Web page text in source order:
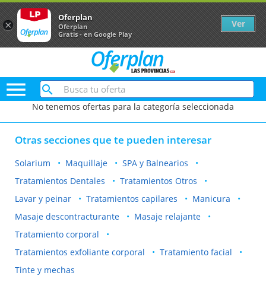

No tenemos ofertas para la categoría seleccionada
Otras secciones que te pueden interesar
Solarium Maquillaje
SPA y Balnearios
Tratamientos Dentales
Tratamientos Otros
Lavar y peinar
Tratamientos capilares
Manicura
Masaje descontracturante
Masaje relajante
Tratamiento corporal
Tratamientos exfoliante corporal
Tratamiento facial
Tinte y mechas
×
Oferplan
Oferplan
Gratis - en Google Play
Ver